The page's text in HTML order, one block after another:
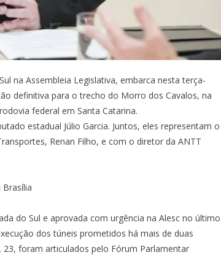
na Assembleia Legislativa, embarca nesta terça-
definitiva para o trecho do Morro dos Cavalos, na
federal em Santa Catarina.
estadual Júlio Garcia. Juntos, eles representam o
Renan Filho, e com o diretor da ANTT
do Sul e aprovada com urgência na Alesc no último
dos túneis prometidos há mais de duas
foram articulados pelo Fórum Parlamentar